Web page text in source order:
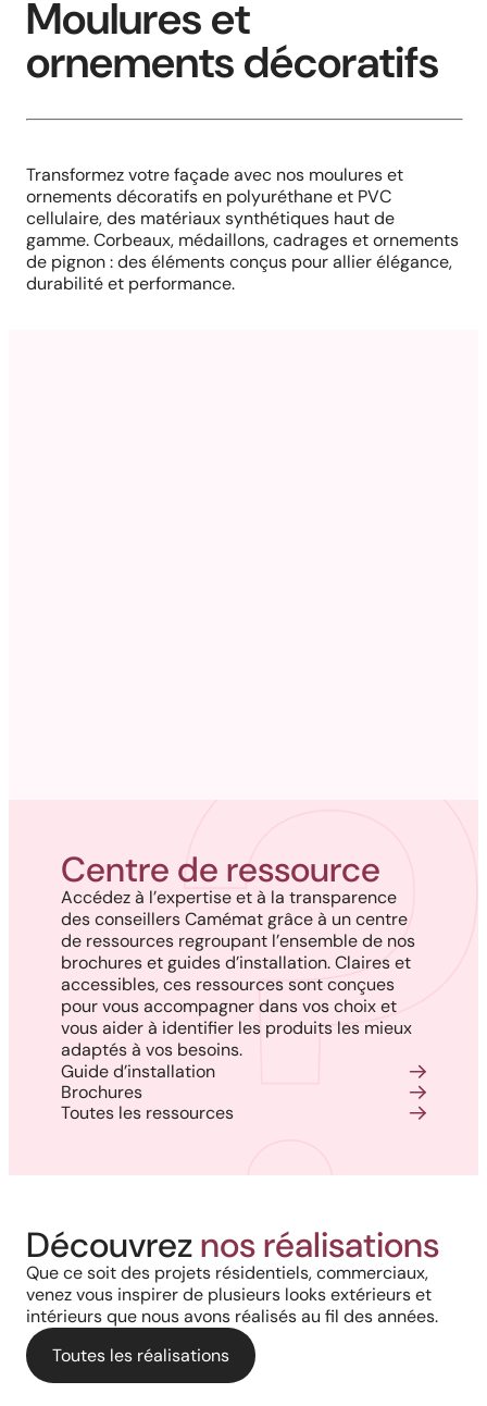
Moulures et
ornements décoratifs
Transformez votre façade avec nos moulures et
ornements décoratifs en polyuréthane et PVC
cellulaire, des matériaux synthétiques haut de
gamme. Corbeaux, médaillons, cadrages et ornements
de pignon : des éléments conçus pour allier élégance,
durabilité et performance.
Centre de ressource
Accédez à l’expertise et à la transparence
des conseillers Camémat grâce à un centre
de ressources regroupant l’ensemble de nos
brochures et guides d’installation. Claires et
accessibles, ces ressources sont conçues
pour vous accompagner dans vos choix et
vous aider à identifier les produits les mieux
adaptés à vos besoins.
Guide d’installation
Brochures
Toutes les ressources
Découvreznos réalisations
Que ce soit des projets résidentiels, commerciaux,
venez vous inspirer de plusieurs looks extérieurs et
intérieurs que nous avons réalisés au fil des années.
Toutes les réalisations
Réalisation au Nouveau-
Brunswick : Charme côtier et
durabilité absolue avec nos
rampes et colonnes en PVC
Harmonie, prestige et précision :
quand chaque détail
architectural prend vie grâce à
nos solutions haut de gamme
Cour arrière d’une résidence :
L’alliance du style bois et de la
performance aluminium pour
une terrasse polyvalente